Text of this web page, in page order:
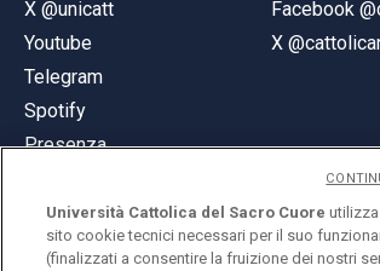
X @unicatt
Youtube
Telegram
Spotify
Presenza
Facebook
X
Università Cattolica del Sacro Cuore
sito cookie tecnici necessari per il suo
(finalizzati a consentire la fruizione dei nostri